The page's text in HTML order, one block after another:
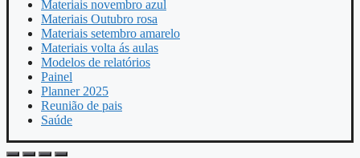
Materiais novembro azul
Materiais Outubro rosa
Materiais setembro amarelo
Materiais volta ás aulas
Modelos de relatórios
Painel
Planner 2025
Reunião de pais
Saúde